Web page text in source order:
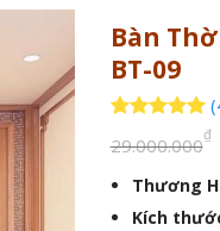
Bàn
BT-09
dựa trên
(
29.000.000₫
Thương
Kích